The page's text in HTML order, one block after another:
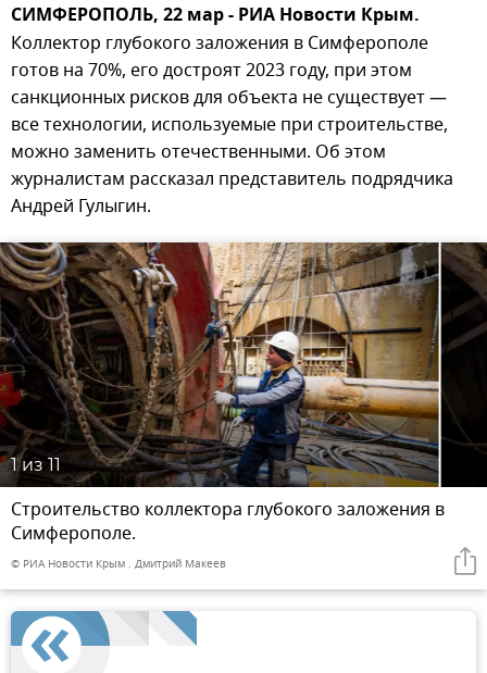
СИМФЕРОПОЛЬ, 22 мар - РИА Новости Крым.
Коллектор глубокого заложения в Симферополе
готов на 70%, его достроят 2023 году, при этом
санкционных рисков для объекта не существует —
все технологии, используемые при строительстве,
можно заменить отечественными. Об этом
журналистам рассказал представитель подрядчика
Андрей Гулыгин.
1из 11
Строительство коллектора глубокого заложения в
Симферополе.
© РИА Новости Крым . Дмитрий Макеев